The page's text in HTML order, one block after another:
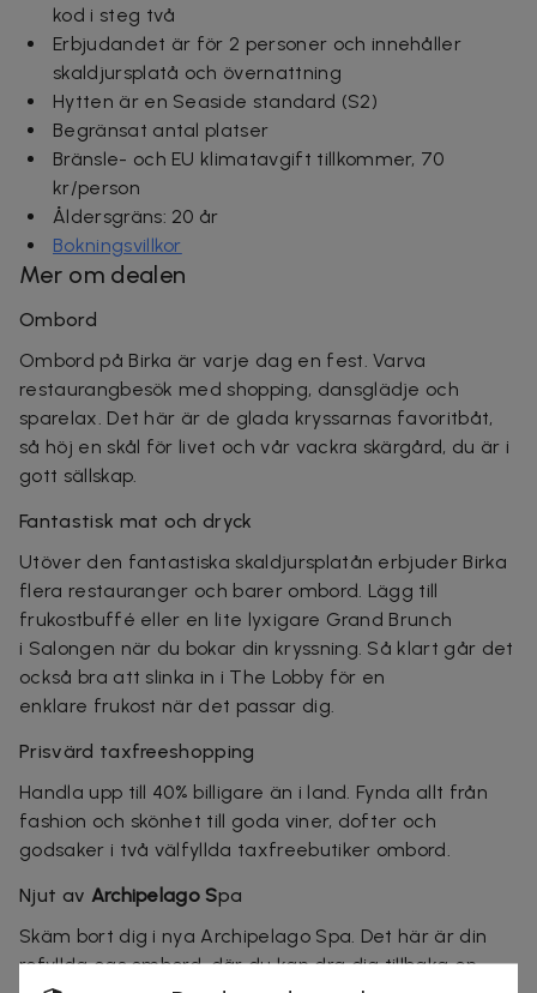
kod i steg två
Erbjudandet är för 2 personer och innehåller
skaldjursplatå och övernattning
Hytten är en Seaside standard (S2)
Begränsat antal platser
Bränsle- och EU klimatavgift tillkommer, 70
kr/person
Åldersgräns: 20 år
Bokningsvillkor
Mer om dealen
Ombord
Ombord på Birka är varje dag en fest. Varva
restaurangbesök med shopping, dansglädje och
sparelax. Det här är de glada kryssarnas favoritbåt,
så höj en skål för livet och vår vackra skärgård, du är i
gott sällskap.
Fantastisk mat och dryck
Utöver den fantastiska skaldjursplatån erbjuder Birka
flera restauranger och barer ombord. Lägg till
frukostbuffé eller en lite lyxigare Grand Brunch
i Salongen när du bokar din kryssning. Så klart går det
också bra att slinka in i The Lobby för en
enklare frukost när det passar dig.
Prisvärd taxfreeshopping
Handla upp till 40% billigare än i land. Fynda allt från
fashion och skönhet till goda viner, dofter och
godsaker i två välfyllda taxfreebutiker ombord.
Njut av Archipelago Spa
Skäm bort dig i nya Archipelago Spa. Det här är din
rofyllda oas ombord, där du kan dra dig tillbaka en